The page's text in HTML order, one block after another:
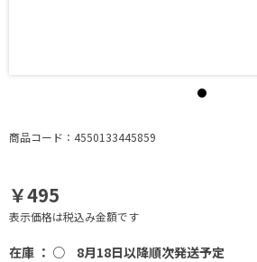
商品コード：4550133445859
￥495
表示価格は税込み金額です
在庫 ： ○ 8月18日以降順次発送予定